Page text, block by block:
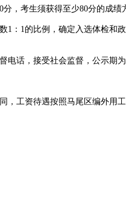
考生须获得至少80分的成绩
1的比例，确定入选体检和
，接受社会监督，公示期为
工资待遇按照马尾区编外用工